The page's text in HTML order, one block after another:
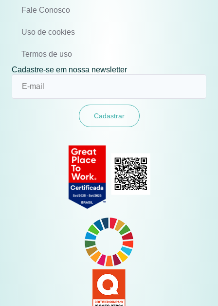
Fale Conosco
Uso de cookies
Termos de uso
Cadastre-se em nossa newsletter
Cadastrar